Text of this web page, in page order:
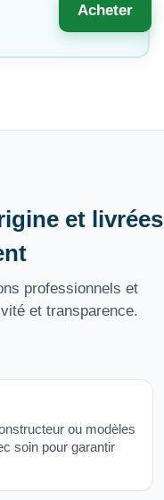
Acheter
et livrées
professionnels et
et transparence.
ou modèles
soin pour garantir